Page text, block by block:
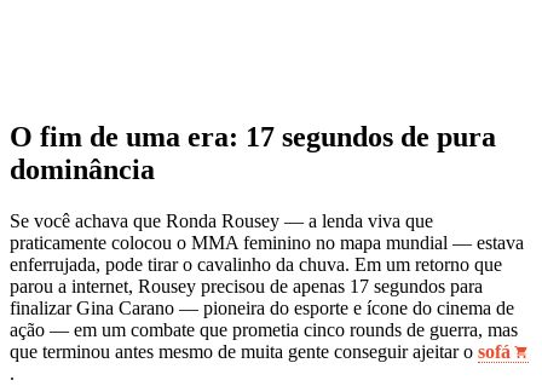
O fim de uma era: 17 segundos de pura
dominância
Se você achava que Ronda Rousey — a lenda viva que
praticamente colocou o MMA feminino no mapa mundial — estava
enferrujada, pode tirar o cavalinho da chuva. Em um retorno que
parou a internet, Rousey precisou de apenas 17 segundos para
finalizar Gina Carano — pioneira do esporte e ícone do cinema de
ação — em um combate que prometia cinco rounds de guerra, mas
que terminou antes mesmo de muita gente conseguir ajeitar o sofá
.